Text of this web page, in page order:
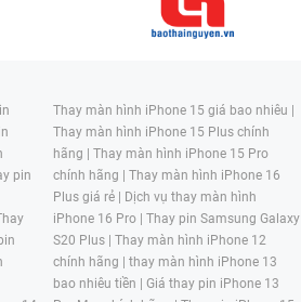
pin
Thay màn hình iPhone 15 giá bao nhiêu |
Thay màn hình iPhone 15 Plus chính
hãng | Thay màn hình iPhone 15 Pro
chính hãng | Thay màn hình iPhone 16
Plus giá rẻ | Dịch vụ thay màn hình
iPhone 16 Pro | Thay pin Samsung Galaxy
S20 Plus | Thay màn hình iPhone 12
chính hãng | thay màn hình iPhone 13
bao nhiêu tiền | Giá thay pin iPhone 13